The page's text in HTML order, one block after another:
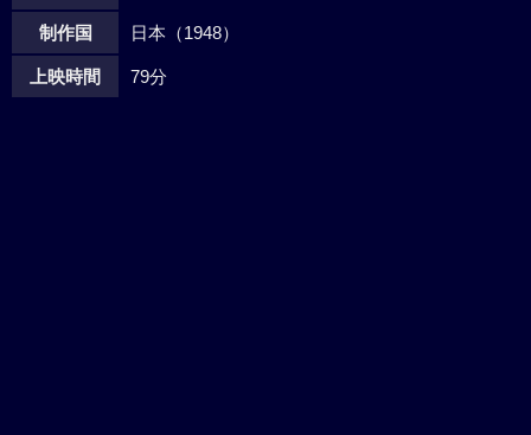
制作国 日本（1948）
上映時間 79分